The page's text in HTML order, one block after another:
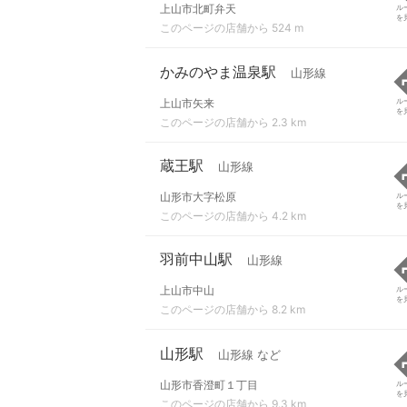
上山市北町弁天
このページの店舗から 524 m
ル
を
かみのやま温泉駅 山形線
上山市矢来
このページの店舗から 2.3 km
ル
を
蔵王駅 山形線
山形市大字松原
このページの店舗から 4.2 km
ル
を
羽前中山駅 山形線
上山市中山
このページの店舗から 8.2 km
ル
を
山形駅 山形線 など
山形市香澄町１丁目
このページの店舗から 9.3 km
ル
を